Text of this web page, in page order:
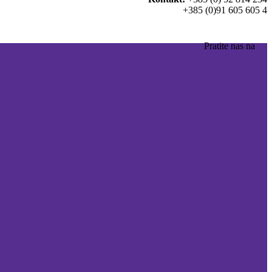
+385 (0)91 605 605 4
Pratite nas na